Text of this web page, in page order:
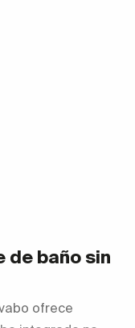
de baño sin
ofrece